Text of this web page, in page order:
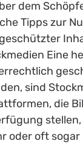
dem
Tipps zur
Eine
sind
die
stellen,
oder oft